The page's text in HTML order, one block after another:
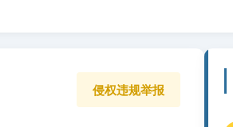
侵权违规举报